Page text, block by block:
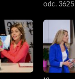
odc. 3625